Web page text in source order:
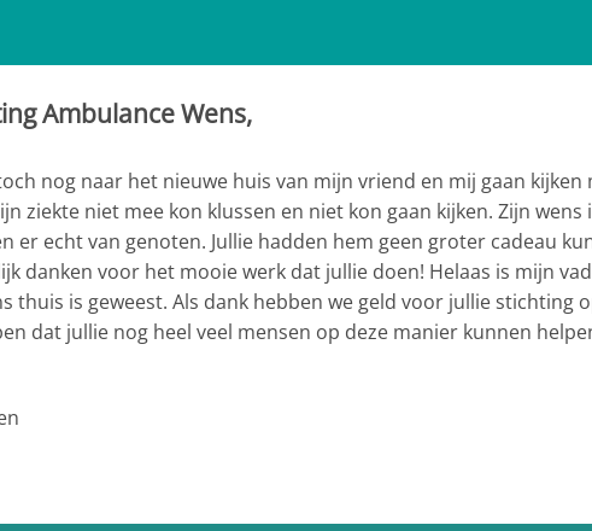
Ambulance Wens,
nog naar het nieuwe huis van mijn vriend en mij gaan kijken
ziekte niet mee kon klussen en niet kon gaan kijken. Zijn
er echt van genoten. Jullie hadden hem geen groter cadeau
danken voor het mooie werk dat jullie doen! Helaas is mijn
thuis is geweest. Als dank hebben we geld voor jullie stichting
dat jullie nog heel veel mensen op deze manier kunnen